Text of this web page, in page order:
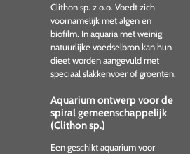
Clithon sp. z o.o. Voedt zich
voornamelijk met algen en
biofilm. In aquaria met weinig
natuurlijke voedselbron kan hun
dieet worden aangevuld met
speciaal slakkenvoer of groenten.
Aquarium ontwerp voor de
spiral gemeenschappelijk
(Clithon sp.)
Een geschikt aquarium voor